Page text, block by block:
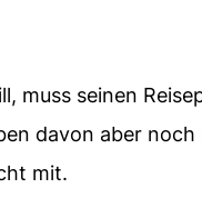
muss seinen
davon aber
mit.